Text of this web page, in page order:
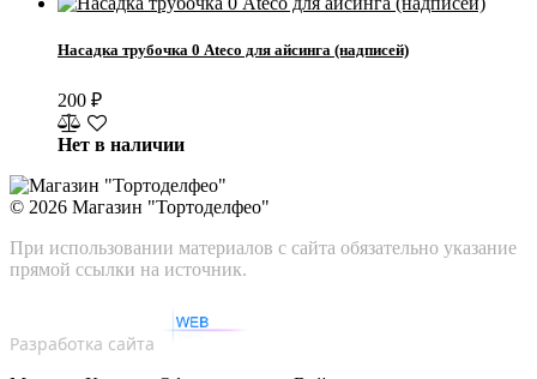
Насадка трубочка 0 Ateco для айсинга (надписей)
200 ₽
Нет в наличии
© 2026 Магазин "Тортоделфео"
При использовании материалов с сайта обязательно указание
прямой ссылки на источник.
Разработка сайта